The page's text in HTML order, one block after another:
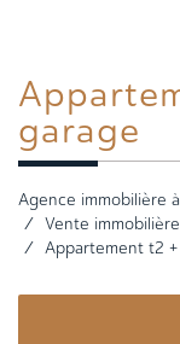
garage
Agence immobilière
Vente
Appartement t2